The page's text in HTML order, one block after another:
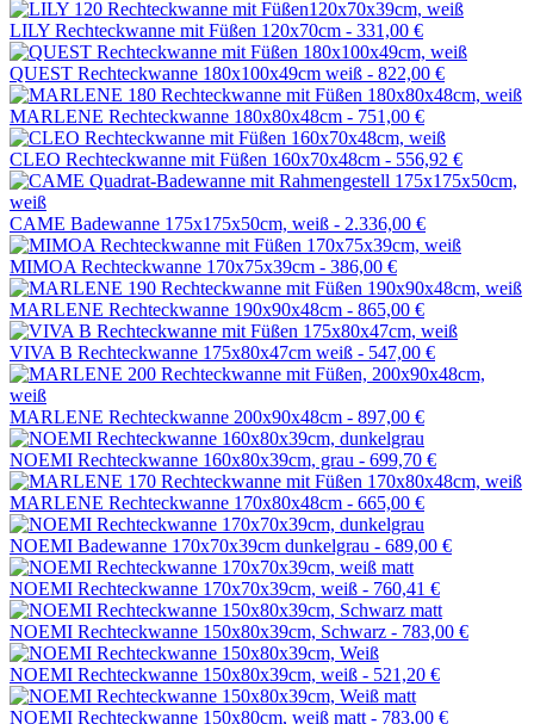
LILY Rechteckwanne mit Füßen 120x70cm - 331,00 €
QUEST Rechteckwanne 180x100x49cm weiß - 822,00 €
MARLENE Rechteckwanne 180x80x48cm - 751,00 €
CLEO Rechteckwanne mit Füßen 160x70x48cm - 556,92 €
CAME Badewanne 175x175x50cm, weiß - 2.336,00 €
MIMOA Rechteckwanne 170x75x39cm - 386,00 €
MARLENE Rechteckwanne 190x90x48cm - 865,00 €
VIVA B Rechteckwanne 175x80x47cm weiß - 547,00 €
MARLENE Rechteckwanne 200x90x48cm - 897,00 €
NOEMI Rechteckwanne 160x80x39cm, grau - 699,70 €
MARLENE Rechteckwanne 170x80x48cm - 665,00 €
NOEMI Badewanne 170x70x39cm dunkelgrau - 689,00 €
NOEMI Rechteckwanne 170x70x39cm, weiß - 760,41 €
NOEMI Rechteckwanne 150x80x39cm, Schwarz - 783,00 €
NOEMI Rechteckwanne 150x80x39cm, weiß - 521,20 €
NOEMI Rechteckwanne 150x80cm, weiß matt - 783,00 €